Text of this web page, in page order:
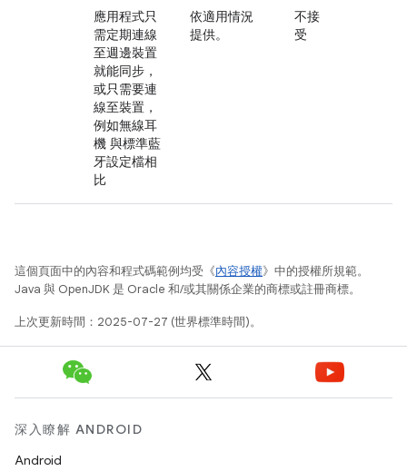
應用程式只
需定期連線
至週邊裝置
就能同步，
或只需要連
線至裝置，
例如無線耳
機 與標準藍
牙設定檔相
比
依適用情況
提供。
不接
受
這個頁面中的內容和程式碼範例均受《內容授權》中的授權所規範。
Java 與 OpenJDK 是 Oracle 和/或其關係企業的商標或註冊商標。
上次更新時間：2025-07-27 (世界標準時間)。
深入瞭解 ANDROID
Android